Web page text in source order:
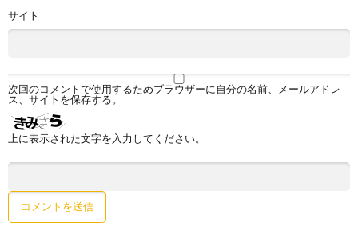
サイト
次回のコメントで使用するためブラウザーに自分の名前、メールアドレ
ス、サイトを保存する。
上に表示された文字を入力してください。